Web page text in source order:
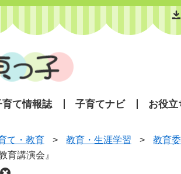
育て情報誌 子育てナビ お役立
て・教育 > 教育・生涯学習 > 教育
育講演会』